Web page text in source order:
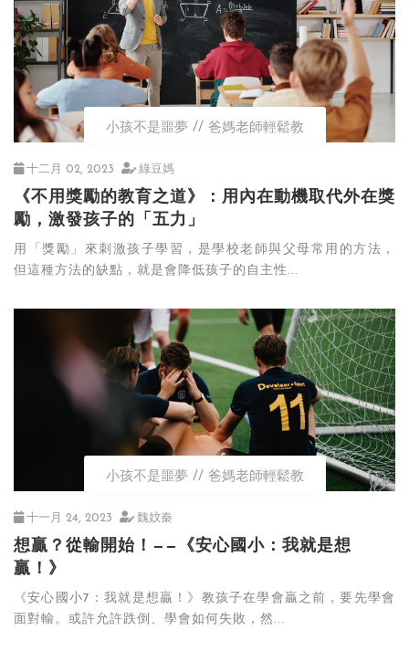
小孩不是噩夢 爸媽老師輕鬆教
十二月 02, 2023 綠豆媽
《不用獎勵的教育之道》：用內在動機取代外在獎
勵，激發孩子的「五力」
用「獎勵」來刺激孩子學習，是學校老師與父母常用的方法，
但這種方法的缺點，就是會降低孩子的自主性...
小孩不是噩夢 爸媽老師輕鬆教
十一月 24, 2023 魏妏秦
想贏？從輸開始！——《安心國小：我就是想
贏！》
《安心國小7：我就是想贏！》教孩子在學會贏之前，要先學會
面對輸。或許允許跌倒、學會如何失敗，然...